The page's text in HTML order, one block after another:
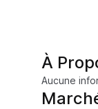
À
Aucune